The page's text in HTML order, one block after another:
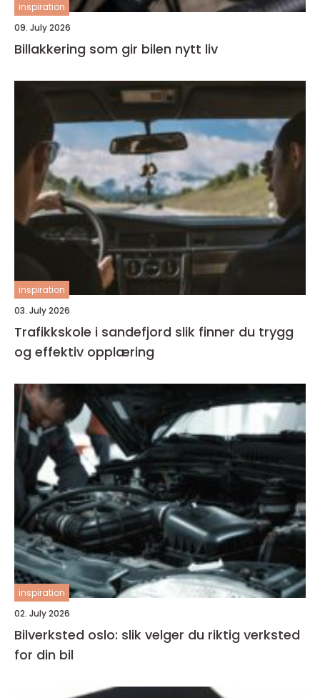
inspiration
09. July 2026
Billakkering som gir bilen nytt liv
inspiration
03. July 2026
Trafikkskole i sandefjord slik finner du trygg
og effektiv opplæring
inspiration
02. July 2026
Bilverksted oslo: slik velger du riktig verksted
for din bil